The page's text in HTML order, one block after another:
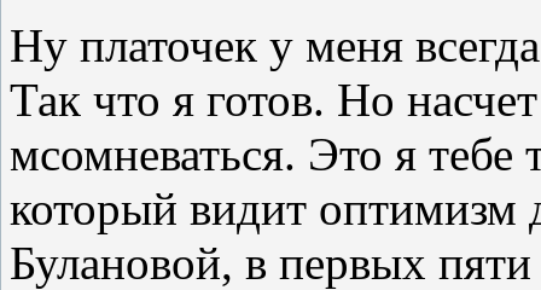
Ну платочек у меня
Так что я готов. Но
мсомневаться. Это я тебе
который видит оптимизм
Булановой, в первых